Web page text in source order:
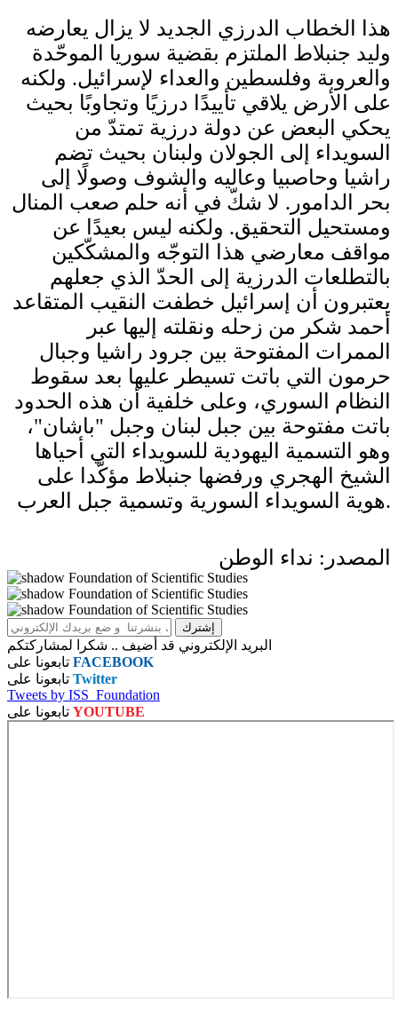
هذا الخطاب الدرزي الجديد لا يزال يعارضه
وليد جنبلاط الملتزم بقضية سوريا الموحّدة
والعروبة وفلسطين والعداء لإسرائيل. ولكنه
على الأرض يلاقي تأييدًا درزيًا وتجاوبًا بحيث
يحكي البعض عن دولة درزية تمتدّ من
السويداء إلى الجولان ولبنان بحيث تضم
راشيا وحاصبيا وعاليه والشوف وصولًا إلى
بحر الدامور. لا شكّ في أنه حلم صعب المنال
ومستحيل التحقيق. ولكنه ليس بعيدًا عن
مواقف معارضي هذا التوجّه والمشكّكين
بالتطلعات الدرزية إلى الحدّ الذي جعلهم
يعتبرون أن إسرائيل خطفت النقيب المتقاعد
أحمد شكر من زحله ونقلته إليها عبر
الممرات المفتوحة بين جرود راشيا وجبال
حرمون التي باتت تسيطر عليها بعد سقوط
النظام السوري، وعلى خلفية أن هذه الحدود
باتت مفتوحة بين جبل لبنان وجبل "باشان"،
وهو التسمية اليهودية للسويداء التي أحياها
الشيخ الهجري ورفضها جنبلاط مؤكّدا على
هوية السويداء السورية وتسمية جبل العرب.
المصدر: نداء الوطن
البريد الإلكتروني قد أضيف .. شكرا لمشاركتكم
FACEBOOK
Twitter
Tweets by ISS_Foundation
YOUTUBE